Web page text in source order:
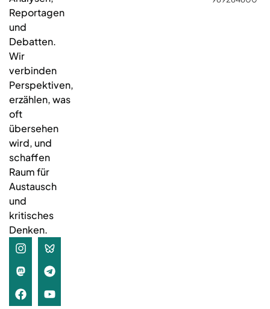
Reportagen
und
Debatten.
Wir
verbinden
Perspektiven,
erzählen, was
oft
übersehen
wird, und
schaffen
Raum für
Austausch
und
kritisches
Denken.